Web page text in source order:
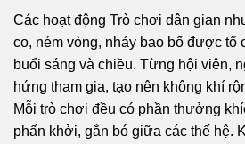
Các hoạt động Trò chơi dân gian
co, ném vòng, nhảy bao bố được tổ
buổi sáng và chiều. Từng hội viên,
hứng tham gia, tạo nên không khí
Mỗi trò chơi đều có phần thưởng
phấn khởi, gắn bó giữa các thế hệ.